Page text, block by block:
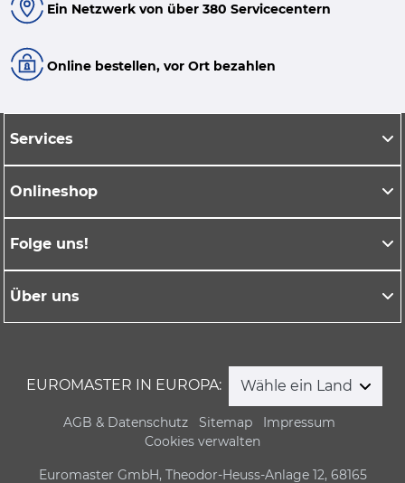
Ein Netzwerk von über 380 Servicecentern
Online bestellen, vor Ort bezahlen
Services
Onlineshop
Folge uns!
Über uns
EUROMASTER IN EUROPA: Wähle ein Land
AGB & Datenschutz Sitemap
Impressum
Cookies verwalten
Euromaster GmbH, Theodor-Heuss-Anlage 12, 68165